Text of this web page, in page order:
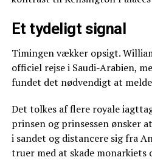
Et tydeligt signal
Timingen vækker opsigt.
officiel rejse i Saudi-Arabien,
fundet det nødvendigt at
Det tolkes af flere royale
prinsen og prinsessen ønsker
i sandet og distancere sig fra
truer med at skade monarkiets